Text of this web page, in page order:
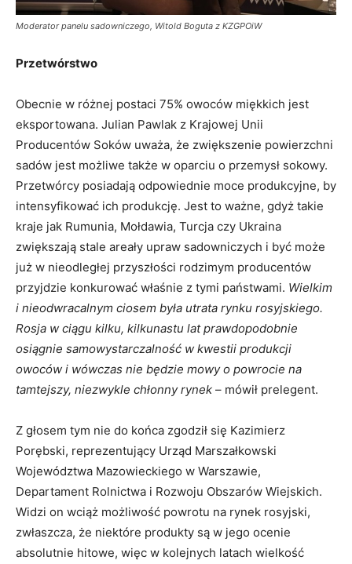
Moderator panelu sadowniczego, Witold Boguta z KZGPOiW
Przetwórstwo
Obecnie w różnej postaci 75% owoców miękkich jest
eksportowana. Julian Pawlak z Krajowej Unii
Producentów Soków uważa, że zwiększenie powierzchni
sadów jest możliwe także w oparciu o przemysł sokowy.
Przetwórcy posiadają odpowiednie moce produkcyjne, by
intensyfikować ich produkcję. Jest to ważne, gdyż takie
kraje jak Rumunia, Mołdawia, Turcja czy Ukraina
zwiększają stale areały upraw sadowniczych i być może
już w nieodległej przyszłości rodzimym producentów
przyjdzie konkurować właśnie z tymi państwami. Wielkim
i nieodwracalnym ciosem była utrata rynku rosyjskiego.
Rosja w ciągu kilku, kilkunastu lat prawdopodobnie
osiągnie samowystarczalność w kwestii produkcji
owoców i wówczas nie będzie mowy o powrocie na
tamtejszy, niezwykle chłonny rynek – mówił prelegent.
Z głosem tym nie do końca zgodził się Kazimierz
Porębski, reprezentujący Urząd Marszałkowski
Województwa Mazowieckiego w Warszawie,
Departament Rolnictwa i Rozwoju Obszarów Wiejskich.
Widzi on wciąż możliwość powrotu na rynek rosyjski,
zwłaszcza, że niektóre produkty są w jego ocenie
absolutnie hitowe, więc w kolejnych latach wielkość